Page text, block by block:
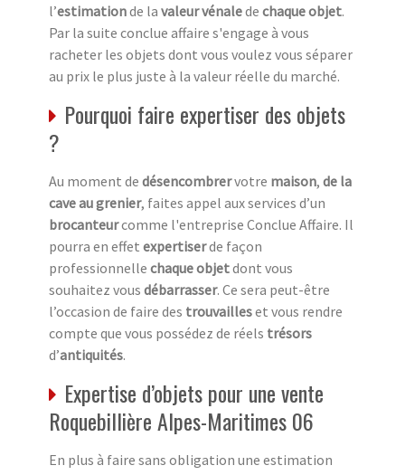
l’estimationde la valeur vénalede chaque objet.
Par la suite conclue affaire s'engage à vous
racheter les objets dont vous voulez vous séparer
au prix le plus juste à la valeur réelle du marché.
Pourquoi faire expertiser des objets
?
Au moment de désencombrervotre maison, de la
cave au grenier, faites appel aux services d’un
brocanteurcomme l'entreprise Conclue Affaire. Il
pourra en effet expertiserde façon
professionnelle chaque objetdont vous
souhaitez vous débarrasser. Ce sera peut-être
l’occasion de faire des trouvailleset vous rendre
compte que vous possédez de réels trésors
d’antiquités.
Expertise d’objets pour une vente
Roquebillière Alpes-Maritimes 06
En plus à faire sans obligation une estimation